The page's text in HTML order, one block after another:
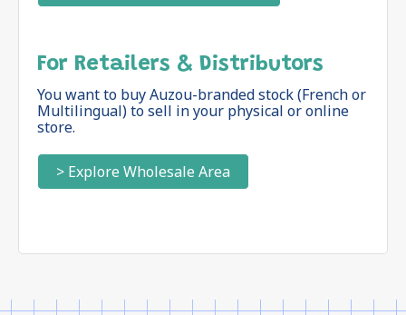
For Retailers & Distributors
You want to buy Auzou-branded stock (French or
Multilingual) to sell in your physical or online
store.
> Explore Wholesale Area